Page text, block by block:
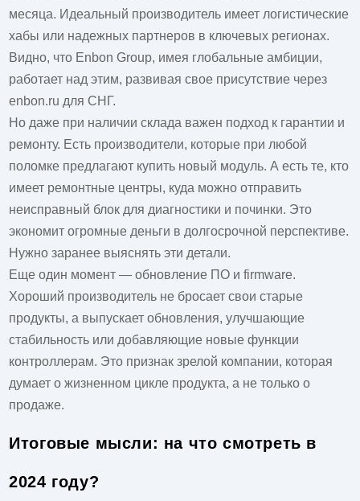
месяца. Идеальный производитель имеет логистические
хабы или надежных партнеров в ключевых регионах.
Видно, что Enbon Group, имея глобальные амбиции,
работает над этим, развивая свое присутствие через
enbon.ru для СНГ.
Но даже при наличии склада важен подход к гарантии и
ремонту. Есть производители, которые при любой
поломке предлагают купить новый модуль. А есть те, кто
имеет ремонтные центры, куда можно отправить
неисправный блок для диагностики и починки. Это
экономит огромные деньги в долгосрочной перспективе.
Нужно заранее выяснять эти детали.
Еще один момент — обновление ПО и firmware.
Хороший производитель не бросает свои старые
продукты, а выпускает обновления, улучшающие
стабильность или добавляющие новые функции
контроллерам. Это признак зрелой компании, которая
думает о жизненном цикле продукта, а не только о
продаже.
Итоговые мысли: на что смотреть в
2024 году?